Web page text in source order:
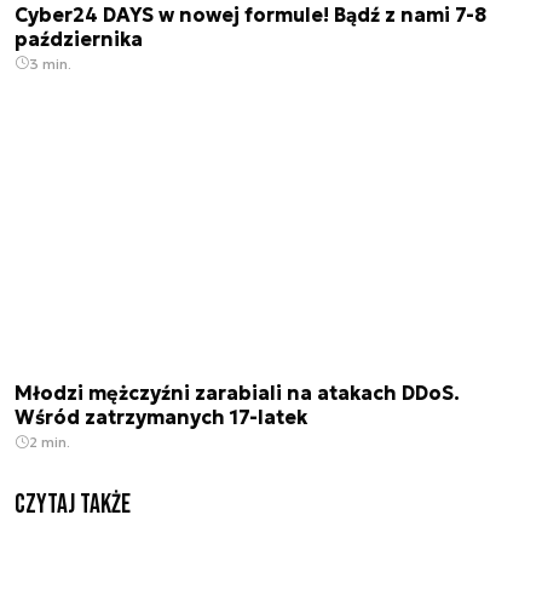
Cyber24 DAYS w nowej formule! Bądź z nami 7-8
października
3 min.
Młodzi mężczyźni zarabiali na atakach DDoS.
Wśród zatrzymanych 17-latek
2 min.
Czytaj także